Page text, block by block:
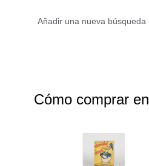
Cómo comprar en